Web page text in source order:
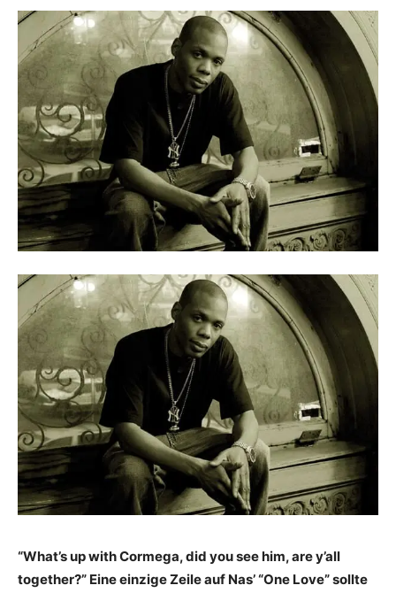
“What’s up with Cormega, did you see him, are y’all
together?” Eine ­einzige Zeile auf Nas’ “One Love” sollte